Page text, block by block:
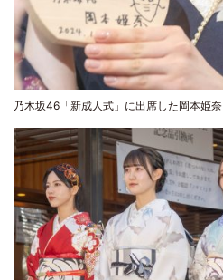
乃木坂46「新成人式」に出席した岡本姫奈